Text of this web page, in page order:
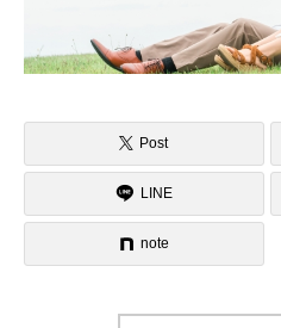
Post
LINE
note